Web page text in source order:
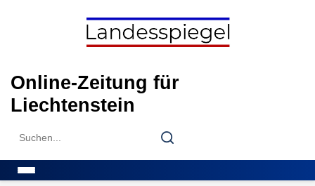
Online-Zeitung für
Liechtenstein
Search
Search